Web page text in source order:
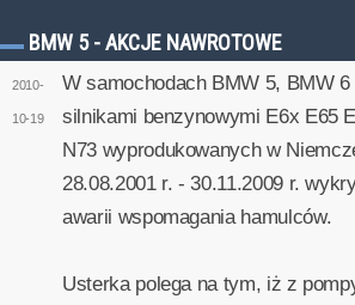
BMW 5 - AKCJE NAWROTOWE
2010-
10-19
W samochodach BMW 5, BMW
silnikami benzynowymi E6x E65
N73 wyprodukowanych w
28.08.2001 r. - 30.11.2009 r.
awarii wspomagania hamulców.
Usterka polega na tym, iż z